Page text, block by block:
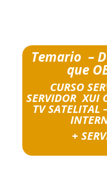
Temario –
que
CURSO
SERVIDOR XUI
TV SATELITAL
+